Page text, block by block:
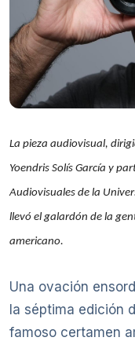
La pieza audiovisual,
Yoendris Solís García y
Audiovisuales de la
llevó el galardón de la
americano.
Una ovación
la séptima edición
famoso certamen